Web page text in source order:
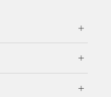
发展历程
分析咨询